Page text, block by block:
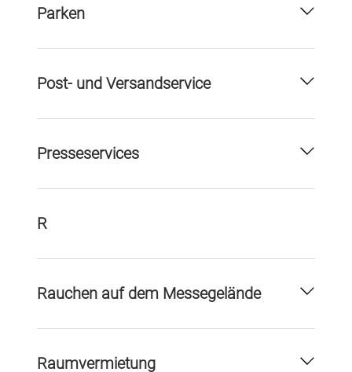
Parken
Post- und Versandservice
Presseservices
R
Rauchen auf dem Messegelände
Raumvermietung